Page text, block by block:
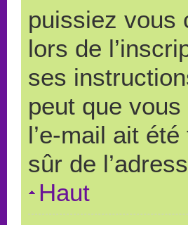
puissiez vous
lors de
ses
peut que
l’e-mail ait
sûr de
Haut